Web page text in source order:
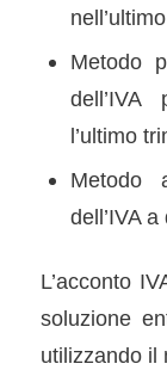
Metodo
l’ultimo
Metodo
dell’IVA
L’acconto
soluzione
utilizzando il